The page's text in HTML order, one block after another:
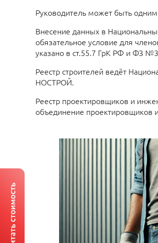
Руководитель может быть
Внесение данных в
обязательное условие для
указано в ст.55.7 ГрК РФ и ФЗ
Реестр строителей ведёт
НОСТРОЙ.
Реестр проектировщиков и
объединение проектировщиков